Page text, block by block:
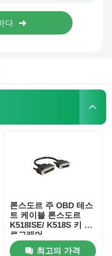
론스도르 주 OBD 테스
트 케이블 론스도르
K518ISE/ K518S 키 프
로그래머
최고의 가격